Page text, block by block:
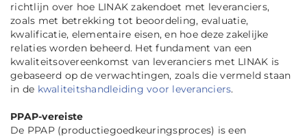
richtlijn over hoe LINAK zakendoet met leveranciers,
zoals met betrekking tot beoordeling, evaluatie,
kwalificatie, elementaire eisen, en hoe deze zakelijke
relaties worden beheerd. Het fundament van een
kwaliteitsovereenkomst van leveranciers met LINAK is
gebaseerd op de verwachtingen, zoals die vermeld staan
in de kwaliteitshandleiding voor leveranciers.
PPAP-vereiste
De PPAP (productiegoedkeuringsproces) is een